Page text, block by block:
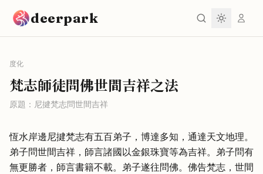
deerpark
度化
梵志師徒問佛世間吉祥之法
原題： 尼揵梵志問世間吉祥
恆水岸邊尼揵梵志有五百弟子，博達多知，通達天文地理。
弟子問世間吉祥，師言諸國以金銀珠寶等為吉祥。弟子問有
無更勝者，師言書籍不載。弟子遂往問佛。佛告梵志，世間